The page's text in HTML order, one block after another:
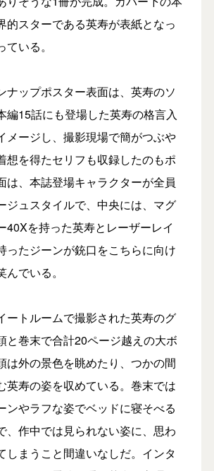
的スターである英寿が表紙となっ
いる。
ナップポスター表面は、英寿のソ
編15話にも登場した英寿の格言入
メージし、撮影現場で簡がつぶや
想を得たセリフも収録したのもポ
は、本誌登場キャラクターが全員
ジュスタイルで、中央には、マグ
40Xを持った英寿とレーザーレイ
ったジーンが銃口をこちらに向け
でいる。
ートルームで撮影された英寿のグ
と巻末で合計20ページ越えの大ボ
は外の景色を眺めたり、つかの間
英寿の姿を収めている。巻末では
ンやラフな姿でベッドに寝そべる
、作中では見られない姿に、思わ
しまうこと間違いなしだ。インタ